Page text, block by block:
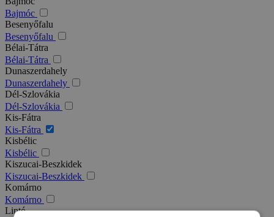
Bajmóc
Besenyőfalu
Besenyőfalu
Bélai-Tátra
Bélai-Tátra
Dunaszerdahely
Dunaszerdahely
Dél-Szlovákia
Dél-Szlovákia
Kis-Fátra
Kis-Fátra
Kisbélic
Kisbélic
Kiszucai-Beszkidek
Kiszucai-Beszkidek
Komárno
Komárno
Liptó